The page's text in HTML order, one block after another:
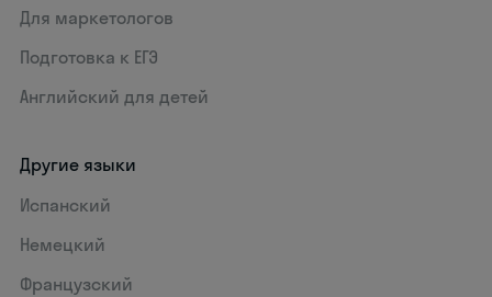
Для маркетологов
Подготовка к ЕГЭ
Английский для детей
Другие языки
Испанский
Немецкий
Французский